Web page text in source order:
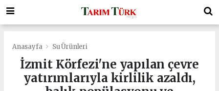
Anasayfa Su Ürünleri
İzmit Körfezi'ne yapılan çevre
yatırımlarıyla kirlilik azaldı,